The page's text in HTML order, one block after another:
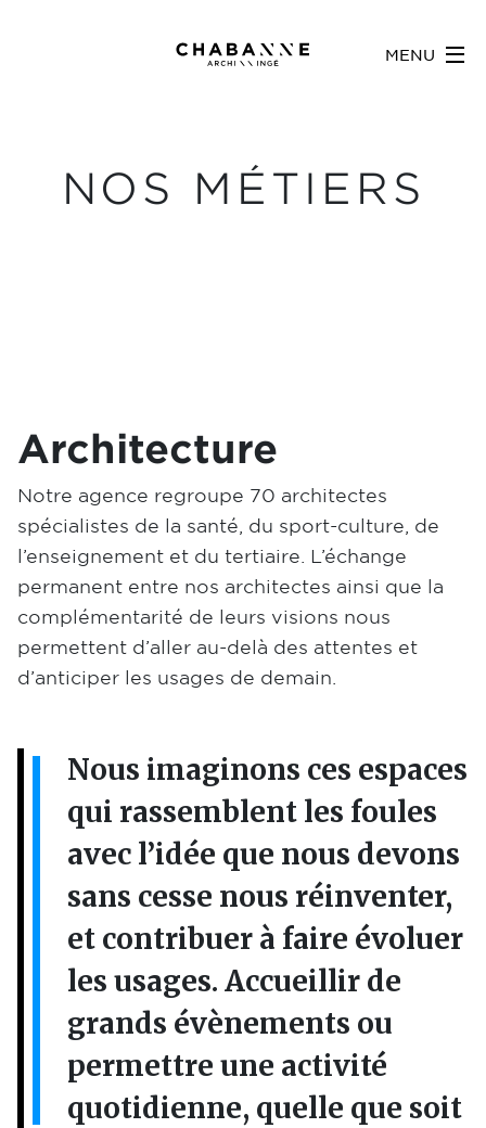
MENU
NOS MÉTIERS
Architecture
Notre agence regroupe 70 architectes
spécialistes de la santé, du sport-culture, de
l’enseignement et du tertiaire. L’échange
permanent entre nos architectes ainsi que la
complémentarité de leurs visions nous
permettent d’aller au-delà des attentes et
d’anticiper les usages de demain.
Nous imaginons ces espaces
qui rassemblent les foules
avec l’idée que nous devons
sans cesse nous réinventer,
et contribuer à faire évoluer
les usages. Accueillir de
grands évènements ou
permettre une activité
quotidienne, quelle que soit